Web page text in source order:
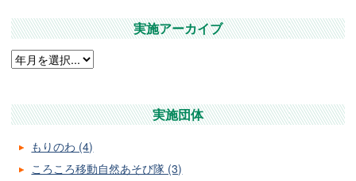
実施アーカイブ
実施団体
もりのわ (4)
ころころ移動自然あそび隊 (3)